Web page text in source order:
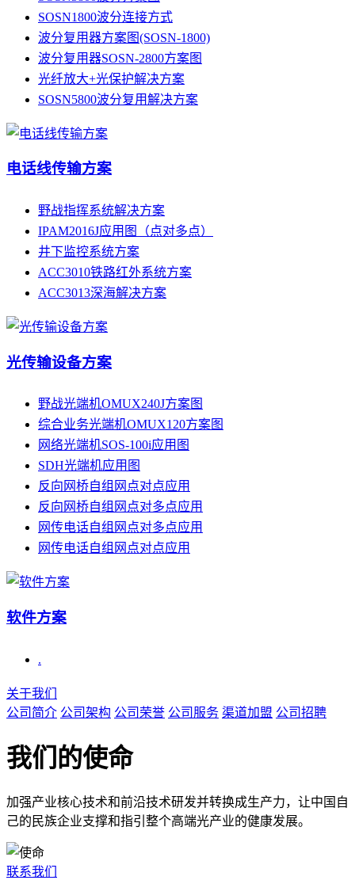
SOSN1800波分连接方式
波分复用器方案图(SOSN-1800)
波分复用器SOSN-2800方案图
光纤放大+光保护解决方案
SOSN5800波分复用解决方案
电话线传输方案
野战指挥系统解决方案
IPAM2016J应用图（点对多点）
井下监控系统方案
ACC3010铁路红外系统方案
ACC3013深海解决方案
光传输设备方案
野战光端机OMUX240J方案图
综合业务光端机OMUX120方案图
网络光端机SOS-100i应用图
SDH光端机应用图
反向网桥自组网点对点应用
反向网桥自组网点对多点应用
网传电话自组网点对多点应用
网传电话自组网点对点应用
软件方案
.
关于我们
公司简介 公司架构 公司荣誉 公司服务 渠道加盟 公司招聘
我们的使命
加强产业核心技术和前沿技术研发并转换成生产力，让中国自
己的民族企业支撑和指引整个高端光产业的健康发展。
联系我们